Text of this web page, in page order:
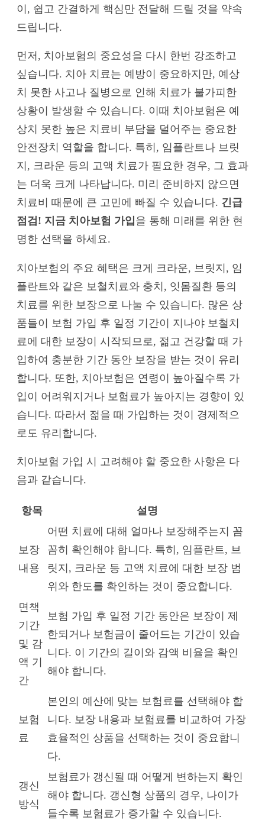
이, 쉽고 간결하게 핵심만 전달해 드릴 것을 약속
드립니다.
먼저, 치아보험의 중요성을 다시 한번 강조하고
싶습니다. 치아 치료는 예방이 중요하지만, 예상
치 못한 사고나 질병으로 인해 치료가 불가피한
상황이 발생할 수 있습니다. 이때 치아보험은 예
상치 못한 높은 치료비 부담을 덜어주는 중요한
안전장치 역할을 합니다. 특히, 임플란트나 브릿
지, 크라운 등의 고액 치료가 필요한 경우, 그 효과
는 더욱 크게 나타납니다. 미리 준비하지 않으면
치료비 때문에 큰 고민에 빠질 수 있습니다. 긴급
점검! 지금 치아보험 가입을 통해 미래를 위한 현
명한 선택을 하세요.
치아보험의 주요 혜택은 크게 크라운, 브릿지, 임
플란트와 같은 보철치료와 충치, 잇몸질환 등의
치료를 위한 보장으로 나눌 수 있습니다. 많은 상
품들이 보험 가입 후 일정 기간이 지나야 보철치
료에 대한 보장이 시작되므로, 젊고 건강할 때 가
입하여 충분한 기간 동안 보장을 받는 것이 유리
합니다. 또한, 치아보험은 연령이 높아질수록 가
입이 어려워지거나 보험료가 높아지는 경향이 있
습니다. 따라서 젊을 때 가입하는 것이 경제적으
로도 유리합니다.
치아보험 가입 시 고려해야 할 중요한 사항은 다
음과 같습니다.
항목 설명
보장
내용
어떤 치료에 대해 얼마나 보장해주는지 꼼
꼼히 확인해야 합니다. 특히, 임플란트, 브
릿지, 크라운 등 고액 치료에 대한 보장 범
위와 한도를 확인하는 것이 중요합니다.
면책
기간
및 감
액 기
간
보험 가입 후 일정 기간 동안은 보장이 제
한되거나 보험금이 줄어드는 기간이 있습
니다. 이 기간의 길이와 감액 비율을 확인
해야 합니다.
보험
료
본인의 예산에 맞는 보험료를 선택해야 합
니다. 보장 내용과 보험료를 비교하여 가장
효율적인 상품을 선택하는 것이 중요합니
다.
갱신
방식
보험료가 갱신될 때 어떻게 변하는지 확인
해야 합니다. 갱신형 상품의 경우, 나이가
들수록 보험료가 증가할 수 있습니다.